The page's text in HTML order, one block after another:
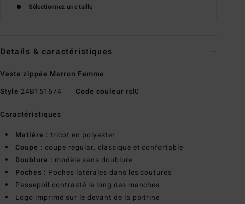
Sélectionnez une taille
Details & caractéristiques
Veste zippée Marron Femme
Style 24B151674 Code couleur rsl0
Caractéristiques
Matière : tricot en polyester
Coupe : coupe regular, classique et confortable
Doublure : modèle sans doublure
Poches : Poches latérales dans les coutures
Passepoil contrasté le long des manches
Logo imprimé sur le devant de la poitrine